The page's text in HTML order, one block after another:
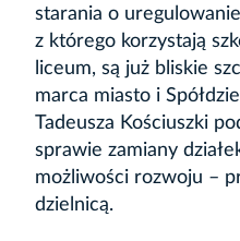
starania o
z którego korzystają
liceum, są już bliskie
marca miasto i
Tadeusza Kościuszki
sprawie zamiany
możliwości rozwoju –
dzielnicą.